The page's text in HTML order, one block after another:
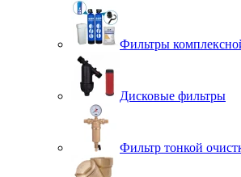
Фильтры
Дисковые фильтры
Фильтр тонкой